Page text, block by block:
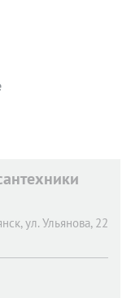
ул. Ульянова, 22